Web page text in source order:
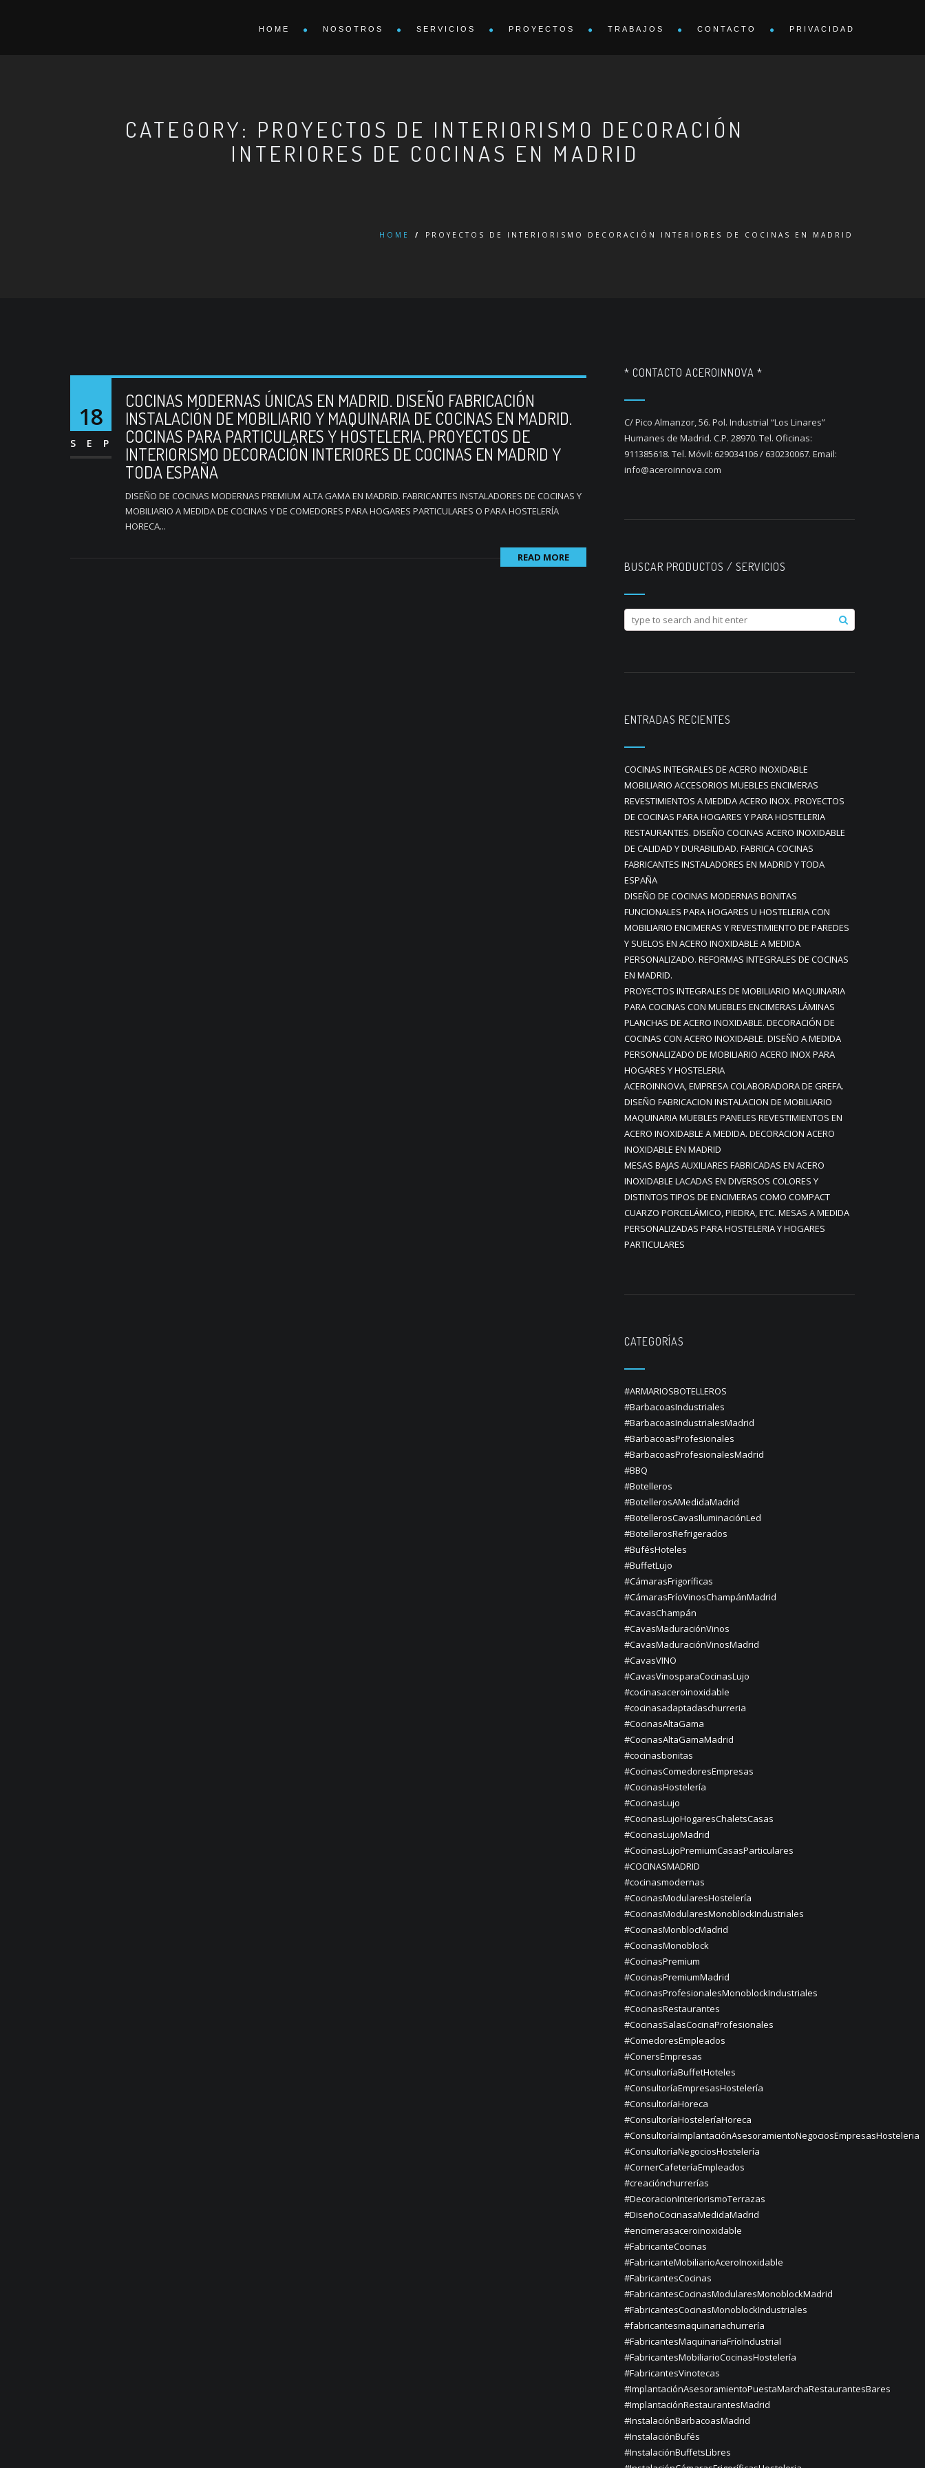
HOME NOSOTROS SERVICIOS PROYECTOS TRABAJOS CONTACTO PRIVACIDAD
CATEGORY: PROYECTOS DE INTERIORISMO DECORACIÓN
INTERIORES DE COCINAS EN MADRID
HOME / PROYECTOS DE INTERIORISMO DECORACIÓN INTERIORES DE COCINAS EN MADRID
18
SEP
COCINAS MODERNAS ÚNICAS EN MADRID. DISEÑO FABRICACIÓN
INSTALACIÓN DE MOBILIARIO Y MAQUINARIA DE COCINAS EN MADRID.
COCINAS PARA PARTICULARES Y HOSTELERIA. PROYECTOS DE
INTERIORISMO DECORACIÓN INTERIORES DE COCINAS EN MADRID Y
TODA ESPAÑA
DISEÑO DE COCINAS MODERNAS PREMIUM ALTA GAMA EN MADRID. FABRICANTES INSTALADORES DE COCINAS Y
MOBILIARIO A MEDIDA DE COCINAS Y DE COMEDORES PARA HOGARES PARTICULARES O PARA HOSTELERÍA
HORECA...
READ MORE
* CONTACTO ACEROINNOVA *
C/ Pico Almanzor, 56. Pol. Industrial “Los Linares”
Humanes de Madrid. C.P. 28970. Tel. Oficinas:
911385618. Tel. Móvil: 629034106 / 630230067. Email:
info@aceroinnova.com
BUSCAR PRODUCTOS / SERVICIOS
ENTRADAS RECIENTES
COCINAS INTEGRALES DE ACERO INOXIDABLE
MOBILIARIO ACCESORIOS MUEBLES ENCIMERAS
REVESTIMIENTOS A MEDIDA ACERO INOX. PROYECTOS
DE COCINAS PARA HOGARES Y PARA HOSTELERIA
RESTAURANTES. DISEÑO COCINAS ACERO INOXIDABLE
DE CALIDAD Y DURABILIDAD. FABRICA COCINAS
FABRICANTES INSTALADORES EN MADRID Y TODA
ESPAÑA
DISEÑO DE COCINAS MODERNAS BONITAS
FUNCIONALES PARA HOGARES U HOSTELERIA CON
MOBILIARIO ENCIMERAS Y REVESTIMIENTO DE PAREDES
Y SUELOS EN ACERO INOXIDABLE A MEDIDA
PERSONALIZADO. REFORMAS INTEGRALES DE COCINAS
EN MADRID.
PROYECTOS INTEGRALES DE MOBILIARIO MAQUINARIA
PARA COCINAS CON MUEBLES ENCIMERAS LÁMINAS
PLANCHAS DE ACERO INOXIDABLE. DECORACIÓN DE
COCINAS CON ACERO INOXIDABLE. DISEÑO A MEDIDA
PERSONALIZADO DE MOBILIARIO ACERO INOX PARA
HOGARES Y HOSTELERIA
ACEROINNOVA, EMPRESA COLABORADORA DE GREFA.
DISEÑO FABRICACION INSTALACION DE MOBILIARIO
MAQUINARIA MUEBLES PANELES REVESTIMIENTOS EN
ACERO INOXIDABLE A MEDIDA. DECORACION ACERO
INOXIDABLE EN MADRID
MESAS BAJAS AUXILIARES FABRICADAS EN ACERO
INOXIDABLE LACADAS EN DIVERSOS COLORES Y
DISTINTOS TIPOS DE ENCIMERAS COMO COMPACT
CUARZO PORCELÁMICO, PIEDRA, ETC. MESAS A MEDIDA
PERSONALIZADAS PARA HOSTELERIA Y HOGARES
PARTICULARES
CATEGORÍAS
#ARMARIOSBOTELLEROS
#BarbacoasIndustriales
#BarbacoasIndustrialesMadrid
#BarbacoasProfesionales
#BarbacoasProfesionalesMadrid
#BBQ
#Botelleros
#BotellerosAMedidaMadrid
#BotellerosCavasIluminaciónLed
#BotellerosRefrigerados
#BufésHoteles
#BuffetLujo
#CámarasFrigoríficas
#CámarasFríoVinosChampánMadrid
#CavasChampán
#CavasMaduraciónVinos
#CavasMaduraciónVinosMadrid
#CavasVINO
#CavasVinosparaCocinasLujo
#cocinasaceroinoxidable
#cocinasadaptadaschurreria
#CocinasAltaGama
#CocinasAltaGamaMadrid
#cocinasbonitas
#CocinasComedoresEmpresas
#CocinasHostelería
#CocinasLujo
#CocinasLujoHogaresChaletsCasas
#CocinasLujoMadrid
#CocinasLujoPremiumCasasParticulares
#COCINASMADRID
#cocinasmodernas
#CocinasModularesHostelería
#CocinasModularesMonoblockIndustriales
#CocinasMonblocMadrid
#CocinasMonoblock
#CocinasPremium
#CocinasPremiumMadrid
#CocinasProfesionalesMonoblockIndustriales
#CocinasRestaurantes
#CocinasSalasCocinaProfesionales
#ComedoresEmpleados
#ConersEmpresas
#ConsultoríaBuffetHoteles
#ConsultoríaEmpresasHostelería
#ConsultoríaHoreca
#ConsultoríaHosteleríaHoreca
#ConsultoríaImplantaciónAsesoramientoNegociosEmpresasHosteleria
#ConsultoríaNegociosHostelería
#CornerCafeteríaEmpleados
#creaciónchurrerías
#DecoracionInteriorismoTerrazas
#DiseñoCocinasaMedidaMadrid
#encimerasaceroinoxidable
#FabricanteCocinas
#FabricanteMobiliarioAceroInoxidable
#FabricantesCocinas
#FabricantesCocinasModularesMonoblockMadrid
#FabricantesCocinasMonoblockIndustriales
#fabricantesmaquinariachurrería
#FabricantesMaquinariaFríoIndustrial
#FabricantesMobiliarioCocinasHostelería
#FabricantesVinotecas
#ImplantaciónAsesoramientoPuestaMarchaRestaurantesBares
#ImplantaciónRestaurantesMadrid
#InstalaciónBarbacoasMadrid
#InstalaciónBufés
#InstalaciónBuffetsLibres